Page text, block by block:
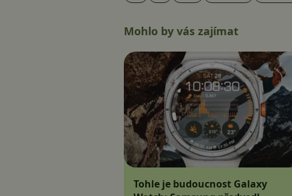
Mohlo by vás zajímat
Tohle je budoucnost Galaxy